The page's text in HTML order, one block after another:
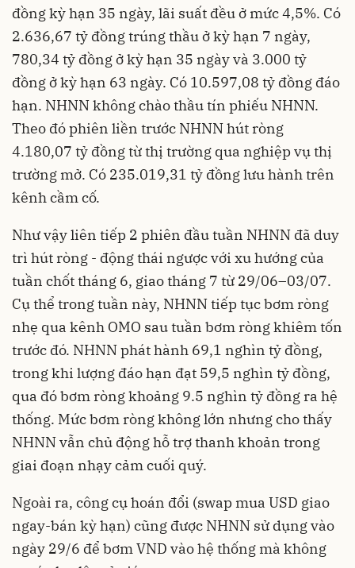
đồng kỳ hạn 35 ngày, lãi suất đều ở mức 4,5%. Có
2.636,67 tỷ đồng trúng thầu ở kỳ hạn 7 ngày,
780,34 tỷ đồng ở kỳ hạn 35 ngày và 3.000 tỷ
đồng ở kỳ hạn 63 ngày. Có 10.597,08 tỷ đồng đáo
hạn. NHNN không chào thầu tín phiếu NHNN.
Theo đó phiên liền trước NHNN hút ròng
4.180,07 tỷ đồng từ thị trường qua nghiệp vụ thị
trường mở. Có 235.019,31 tỷ đồng lưu hành trên
kênh cầm cố.
Như vậy liên tiếp 2 phiên đầu tuần NHNN đã duy
trì hút ròng - động thái ngược với xu hướng của
tuần chốt tháng 6, giao tháng 7 từ 29/06–03/07.
Cụ thể trong tuần này, NHNN tiếp tục bơm ròng
nhẹ qua kênh OMO sau tuần bơm ròng khiêm tốn
trước đó. NHNN phát hành 69,1 nghìn tỷ đồng,
trong khi lượng đáo hạn đạt 59,5 nghìn tỷ đồng,
qua đó bơm ròng khoảng 9.5 nghìn tỷ đồng ra hệ
thống. Mức bơm ròng không lớn nhưng cho thấy
NHNN vẫn chủ động hỗ trợ thanh khoản trong
giai đoạn nhạy cảm cuối quý.
Ngoài ra, công cụ hoán đổi (swap mua USD giao
ngay-bán kỳ hạn) cũng được NHNN sử dụng vào
ngày 29/6 để bơm VND vào hệ thống mà không